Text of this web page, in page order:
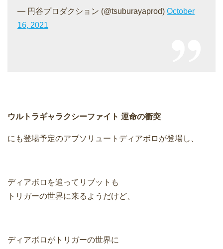
— 円谷プロダクション (@tsuburayaprod) October
16, 2021
ウルトラギャラクシーファイト 運命の衝突
にも登場予定のアブソリュートディアボロが登場し、
ディアボロを追ってリブットも
トリガーの世界に来るようだけど、
ディアボロがトリガーの世界に